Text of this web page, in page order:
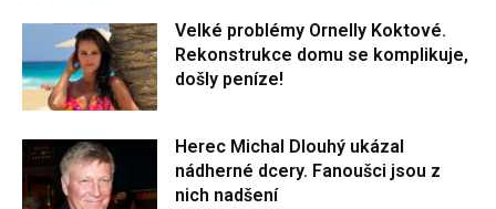
Velké problémy Ornelly Koktové.
Rekonstrukce domu se komplikuje,
došly peníze!
Herec Michal Dlouhý ukázal
nádherné dcery. Fanoušci jsou z
nich nadšení